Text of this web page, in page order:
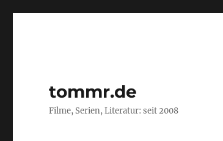
tommr.de
Filme, Serien, Literatur: seit 2008